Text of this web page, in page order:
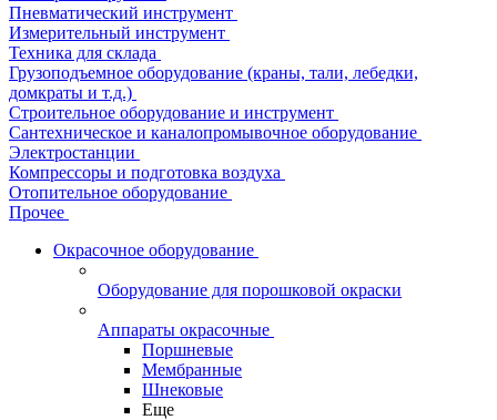
Пневматический инструмент
Измерительный инструмент
Техника для склада
Грузоподъемное оборудование (краны, тали, лебедки,
домкраты и т.д.)
Строительное оборудование и инструмент
Сантехническое и каналопромывочное оборудование
Электростанции
Компрессоры и подготовка воздуха
Отопительное оборудование
Прочее
Окрасочное оборудование
Оборудование для порошковой окраски
Аппараты окрасочные
Поршневые
Мембранные
Шнековые
Еще